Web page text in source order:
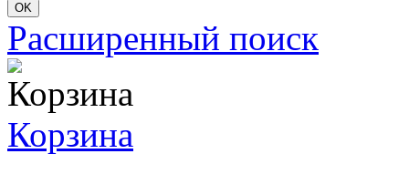
Расширенный поиск
Корзина